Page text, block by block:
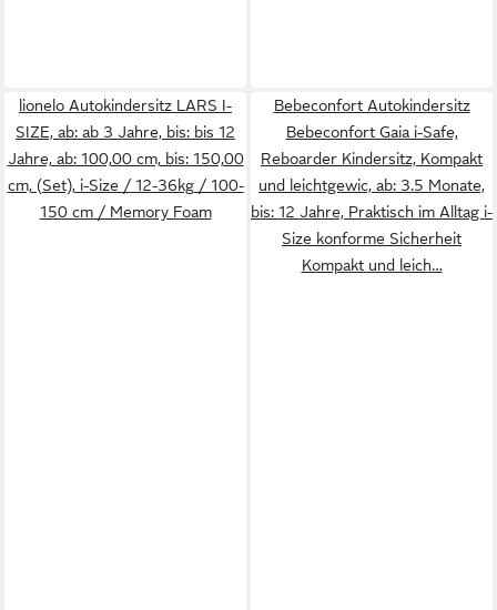
lionelo Autokindersitz LARS I-
SIZE, ab: ab 3 Jahre, bis: bis 12
Jahre, ab: 100,00 cm, bis: 150,00
cm, (Set), i-Size / 12-36kg / 100-
150 cm / Memory Foam
Bebeconfort Autokindersitz
Bebeconfort Gaia i-Safe,
Reboarder Kindersitz, Kompakt
und leichtgewic, ab: 3.5 Monate,
bis: 12 Jahre, Praktisch im Alltag i-
Size konforme Sicherheit
Kompakt und leich…